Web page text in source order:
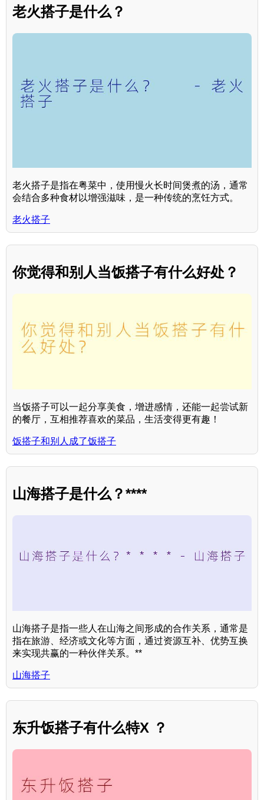
老火搭子是什么？
老火搭子是指在粤菜中，使用慢火长时间煲煮的汤，通常
会结合多种食材以增强滋味，是一种传统的烹饪方式。
老火搭子
你觉得和别人当饭搭子有什么好处？
当饭搭子可以一起分享美食，增进感情，还能一起尝试新
的餐厅，互相推荐喜欢的菜品，生活变得更有趣！
饭搭子和别人成了饭搭子
山海搭子是什么？****
山海搭子是指一些人在山海之间形成的合作关系，通常是
指在旅游、经济或文化等方面，通过资源互补、优势互换
来实现共赢的一种伙伴关系。**
山海搭子
东升饭搭子有什么特X ？